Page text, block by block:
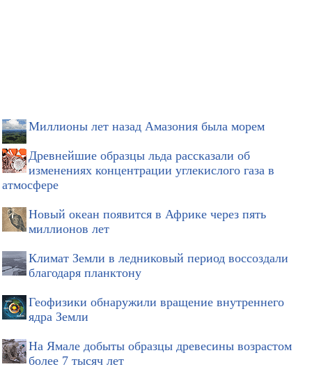
Миллионы лет назад Амазония была морем
Древнейшие образцы льда рассказали об
изменениях концентрации углекислого газа в
атмосфере
Новый океан появится в Африке через пять
миллионов лет
Климат Земли в ледниковый период воссоздали
благодаря планктону
Геофизики обнаружили вращение внутреннего
ядра Земли
На Ямале добыты образцы древесины возрастом
более 7 тысяч лет